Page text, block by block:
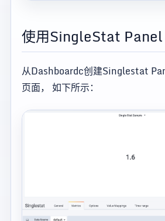
使用SingleStat Panel
从Dashboardc创建Singlestat
页面， 如下所示：